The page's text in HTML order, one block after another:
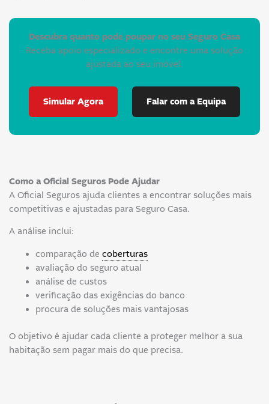
Descubra quanto pode poupar no seu Seguro Casa
Receba apoio especializado e encontre uma solução
ajustada ao seu imóvel.
Simular Agora Falar com a Equipa
Como a Oficial Seguros Pode Ajudar
A Oficial Seguros ajuda clientes a encontrar soluções mais
competitivas e ajustadas para Seguro Casa.
A análise inclui:
comparação de coberturas
avaliação do seguro atual
análise de custos
verificação das exigências do banco
procura de soluções mais vantajosas
O objetivo é ajudar cada cliente a proteger melhor a sua
habitação sem pagar mais do que precisa.